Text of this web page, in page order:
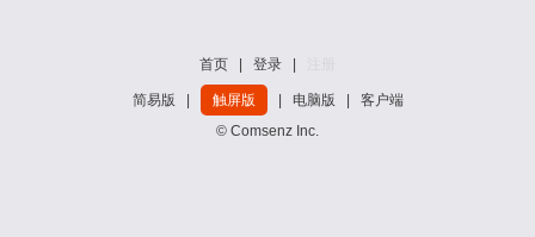
首页 登录
简易版 触屏版 电脑版
客户端
© Comsenz Inc.